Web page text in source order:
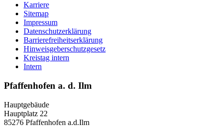
Karriere
Sitemap
Impressum
Datenschutzerklärung
Barrierefreiheitserklärung
Hinweisgeberschutzgesetz
Kreistag intern
Intern
Pfaffenhofen a. d. Ilm
Hauptgebäude
Hauptplatz 22
85276 Pfaffenhofen a.d.Ilm